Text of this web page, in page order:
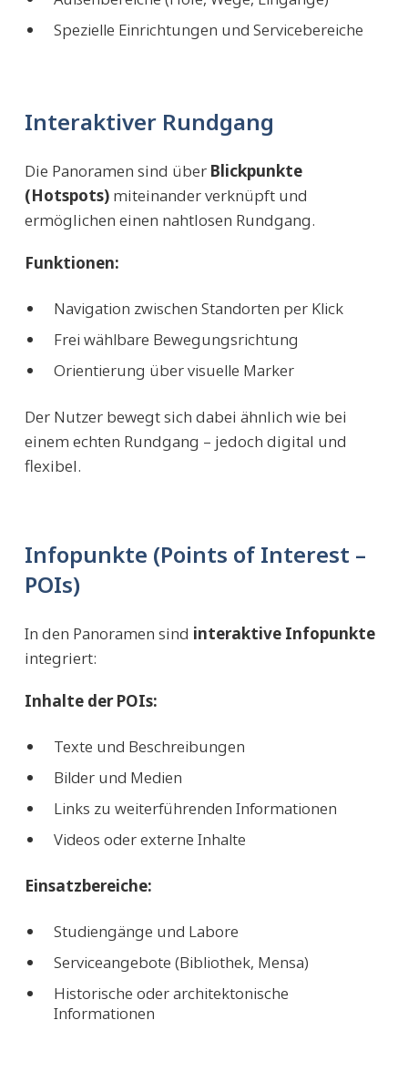
Spezielle Einrichtungen und Servicebereiche
Interaktiver Rundgang
Die Panoramen sind über Blickpunkte
(Hotspots) miteinander verknüpft und
ermöglichen einen nahtlosen Rundgang.
Funktionen:
Navigation zwischen Standorten per Klick
Frei wählbare Bewegungsrichtung
Orientierung über visuelle Marker
Der Nutzer bewegt sich dabei ähnlich wie bei
einem echten Rundgang – jedoch digital und
flexibel.
Infopunkte (Points of Interest –
POIs)
In den Panoramen sind interaktive Infopunkte
integriert:
Inhalte der POIs:
Texte und Beschreibungen
Bilder und Medien
Links zu weiterführenden Informationen
Videos oder externe Inhalte
Einsatzbereiche:
Studiengänge und Labore
Serviceangebote (Bibliothek, Mensa)
Historische oder architektonische
Informationen